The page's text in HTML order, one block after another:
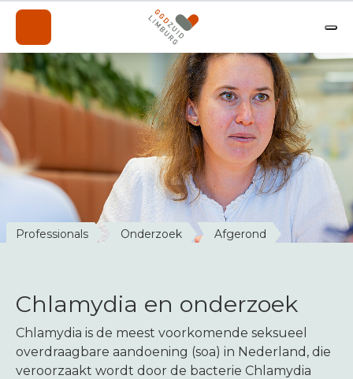
Professionals
Over de GGD
Contact
Nieuws
Melding maken
Professionals Onderzoek Afgerond
Chlamydia en onderzoek
Chlamydia is de meest voorkomende seksueel
overdraagbare aandoening (soa) in Nederland, die
veroorzaakt wordt door de bacterie Chlamydia